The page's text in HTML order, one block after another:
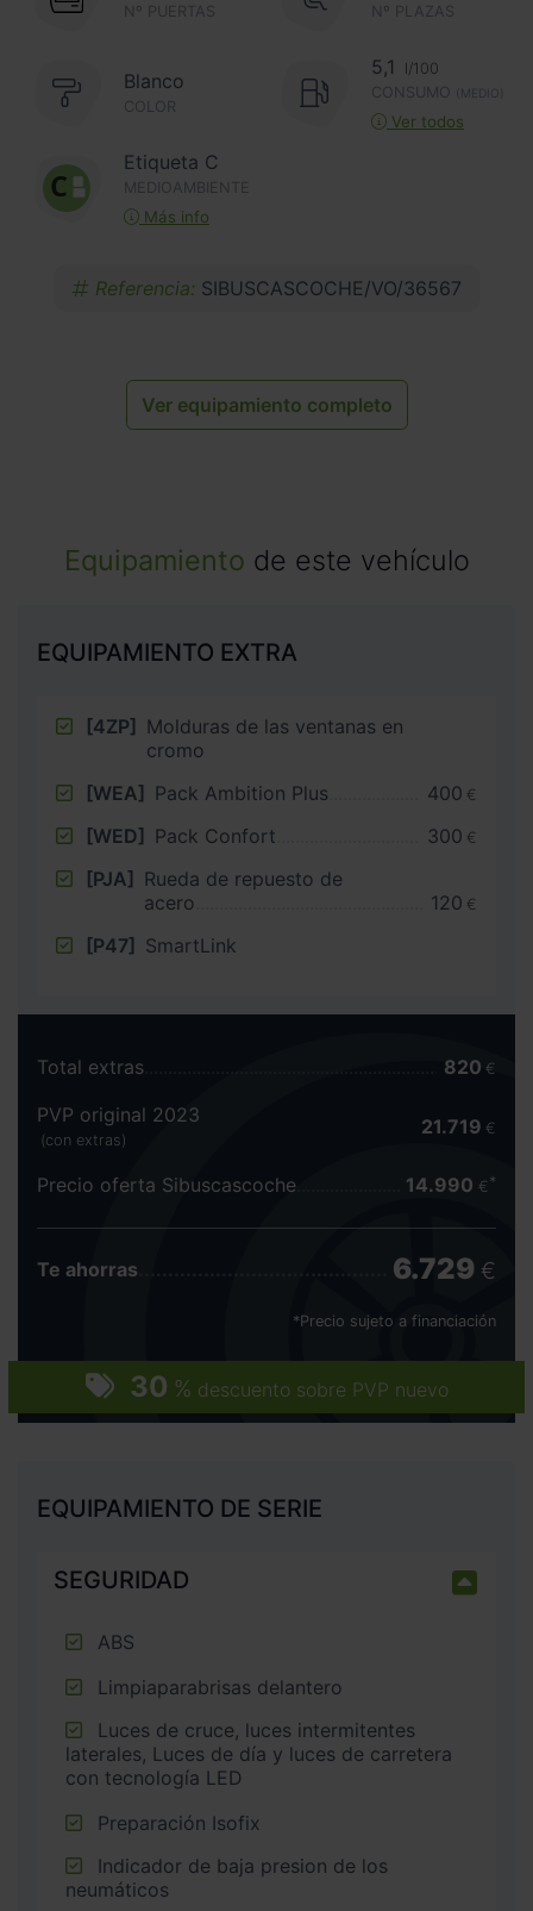
Nº PUERTAS
Nº PLAZAS
Blanco
COLOR
5,1
l/100
CONSUMO
(MEDIO)
Ver todos
Etiqueta C
MEDIOAMBIENTE
Más info
Referencia: SIBUSCASCOCHE/VO/36567
Ver equipamiento completo
Equipamiento de este vehículo
EQUIPAMIENTO EXTRA
[4ZP] Molduras de las ventanas en
cromo
[WEA] Pack Ambition Plus 400 €
[WED] Pack Confort 300 €
[PJA] Rueda de repuesto de
acero
120 €
[P47] SmartLink
30 % descuento sobre PVP nuevo
Total extras 820 €
PVP original 2023
(con extras)
21.719 €
Precio oferta Sibuscascoche 14.990 €
Te ahorras 6.729 €
*Precio sujeto a financiación
EQUIPAMIENTO DE SERIE
SEGURIDAD
ABS
Limpiaparabrisas delantero
laterales, Luces de día y luces de carretera
con tecnología LED
Preparación Isofix
neumáticos